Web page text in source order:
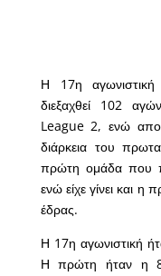
Η 17η
διεξαχθεί 102
League 2, ενώ
διάρκεια του
πρώτη ομάδα που
ενώ είχε γίνει και η
έδρας.
Η 17η αγωνιστική
Η πρώτη ήταν η